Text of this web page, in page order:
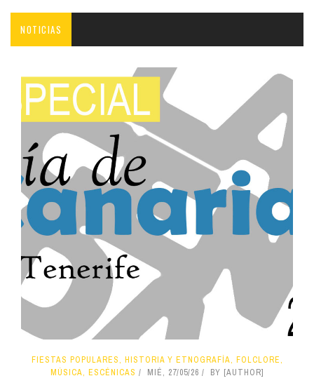
NOTICIAS
FIESTAS POPULARES, HISTORIA Y ETNOGRAFÍA, FOLCLORE,
MÚSICA, ESCÉNICAS
MIÉ, 27/05/26 BY [AUTHOR]